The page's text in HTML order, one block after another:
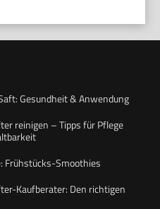
Gesundheit & Anwendung
reinigen – Tipps für Pflege
Frühstücks-Smoothies
Kaufberater: Den richtigen